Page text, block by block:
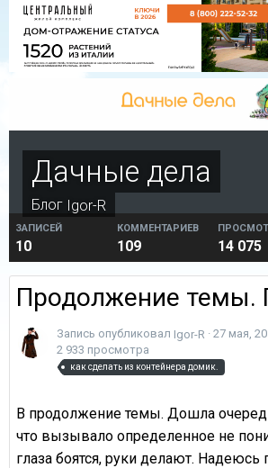
Дачные дела
Блог Igor-R
ЗАПИСЕЙ
10
КОММЕНТАРИЕВ
109 14 075
Продолжение темы.
Запись опубликовал Igor-R · 27 мая,
2 933 просмотра
как сделать из контейнера домик.
В продолжение темы. Дошла
что вызывало определенное не
глаза боятся, руки делают. Надеюсь